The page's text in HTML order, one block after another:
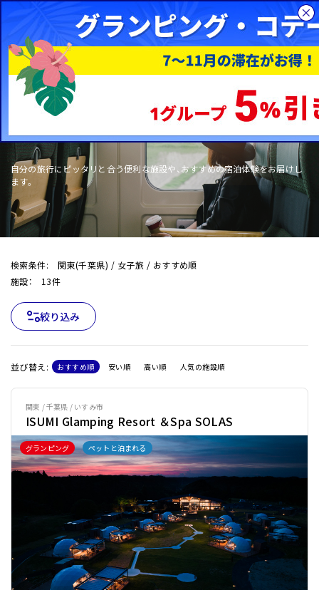
総合旅行サイトHIS
自分の旅行にピッタリと合う便利な施設や、おすすめの宿泊体験をお届けし
ます。
検索条件: 関東(千葉県) / 女子旅 / おすすめ順
施設： 13件
絞り込み
並び替え: おすすめ順 安い順 高い順 人気の施設順
グランピング ペットと泊まれる
関東 / 千葉県 / いすみ市
ISUMI Glamping Resort ＆Spa SOLAS